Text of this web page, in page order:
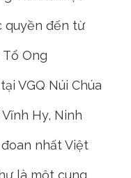
quyền đến từ
Ong
VGQ Núi Chúa
Hy, Ninh
nhất Việt
là một cung